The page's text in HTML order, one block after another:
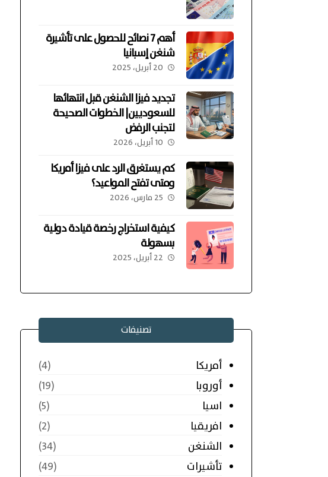
أهم 7 نصائح للحصول على تأشيرة
شنغن إسبانيا
20 أبريل، 2025
تجديد فيزا الشنغن قبل انتهائها
للسعوديين| الخطوات الصحيحة
لتجنب الرفض
10 أبريل، 2026
كم يستغرق الرد على فيزا أمريكا
ومتى تفتح المواعيد؟
25 مارس، 2026
كيفية استخراج رخصة قيادة دولية
بسهولة
22 أبريل، 2025
تصنيفات
أمريكا
(4)
أوروبا
(19)
اسيا
(5)
افريقيا
(2)
الشنغن
(34)
تأشيرات
(49)